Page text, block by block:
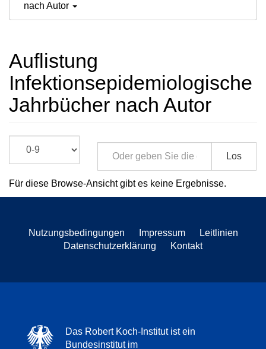
nach Autor
Auflistung
Infektionsepidemiologische
Jahrbücher nach Autor
Los
Für diese Browse-Ansicht gibt es keine Ergebnisse.
Nutzungsbedingungen Impressum
Leitlinien
Datenschutzerklärung
Kontakt
Das Robert Koch-Institut ist ein
Bundesinstitut im